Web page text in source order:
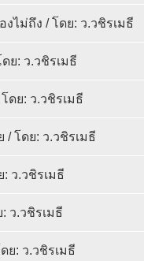
ไม่ถึง / โดย: ว.วชิรเมธี
ย: ว.วชิรเมธี
ดย: ว.วชิรเมธี
โดย: ว.วชิรเมธี
ว.วชิรเมธี
ว.วชิรเมธี
ย: ว.วชิรเมธี